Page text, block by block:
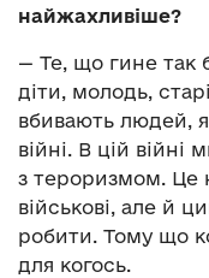
найжахливіше?
— Те, що гине так
діти, молодь,
вбивають людей,
війні. В цій
з тероризмом.
військові, але й
робити. Тому що
для когось.